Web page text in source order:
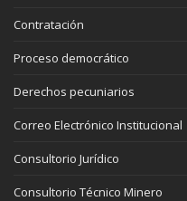
Contratación
Proceso democrático
Derechos pecuniarios
Correo Electrónico Institucional
Consultorio Jurídico
Consultorio Técnico Minero